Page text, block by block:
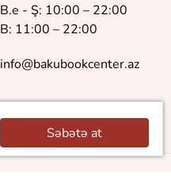
Səbətə at
B.e - Ş: 10:00 – 22:00
B: 11:00 – 22:00
info@bakubookcenter.az